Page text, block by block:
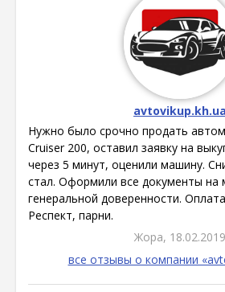
avtovikup.kh.ua
Нужно было срочно продать
Cruiser 200, оставил заявку на
через 5 минут, оценили машину.
стал. Оформили все документы на
генеральной доверенности.
Респект, парни.
Жора, 18.02.2019
все отзывы о компании